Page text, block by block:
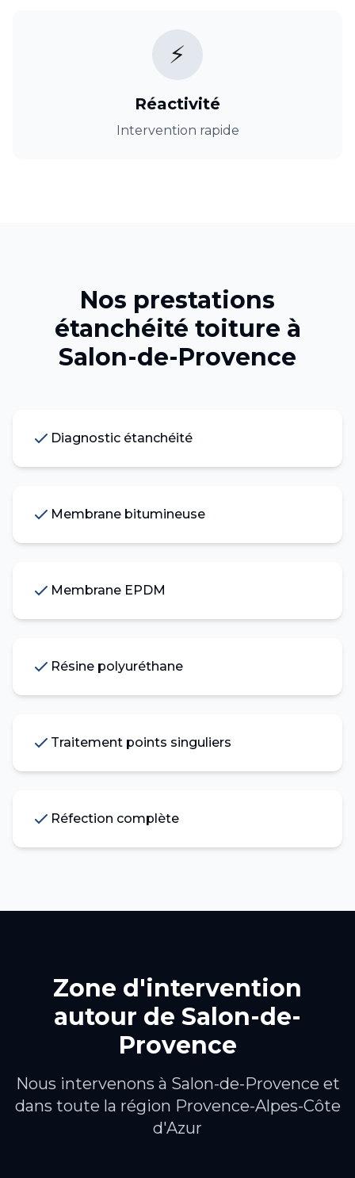
⚡
Réactivité
Intervention rapide
Nos prestations
étanchéité toiture à
Salon-de-Provence
Diagnostic étanchéité
Membrane bitumineuse
Membrane EPDM
Résine polyuréthane
Traitement points singuliers
Réfection complète
Zone d'intervention
autour de Salon-de-
Provence
Nous intervenons à Salon-de-Provence et
dans toute la région Provence-Alpes-Côte
d'Azur